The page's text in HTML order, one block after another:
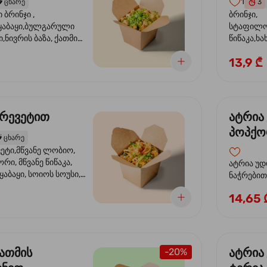
ცხარე
,
ბაზა, ქათმის
ხახვი,სეზამის
3
ბრინჯი,
სოუსი,
13,9 ₾
ცხარე
ლობიო,
მწვანე წიწაკა,
სოიოს სოუსი,
სოუსი, მწვანე ხახვი,
ატრია
სოსუით
ატრია
ნაჭრებით,
ნიორი)
14,65
-20%